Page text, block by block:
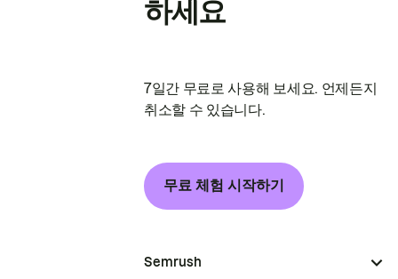
하세요
7일간 무료로 사용해 보세요. 언제든지
취소할 수 있습니다.
무료 체험 시작하기
Semrush